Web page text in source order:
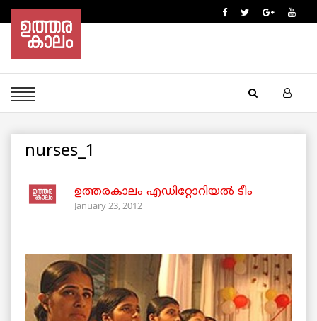
nurses_1
ഉത്തരകാലം എഡിറ്റോറിയല്‍ ടീം
January 23, 2012